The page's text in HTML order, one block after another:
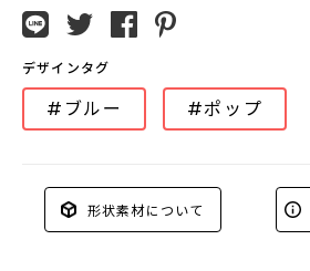
デザインタグ
#ブルー #ポップ
形状素材について